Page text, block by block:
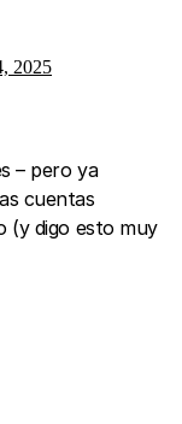
2025
– pero ya
cuentas
(y digo esto muy